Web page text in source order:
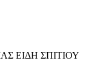
ΕΙΔΗ ΣΠΙΤΙΟΥ